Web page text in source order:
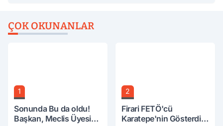
ÇOK OKUNANLAR
1
Sonunda Bu da oldu!
Başkan, Meclis Üyesini
2
Firari FETÖ'cü
Karatepe'nin Gösterdiği